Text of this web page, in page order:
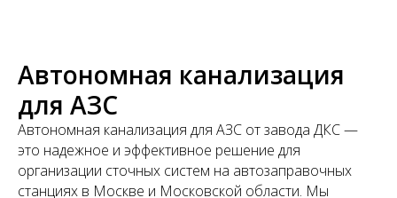
Автономная канализация
для АЗС
Автономная канализация для АЗС от завода ДКС —
это надежное и эффективное решение для
организации сточных систем на автозаправочных
станциях в Москве и Московской области. Мы